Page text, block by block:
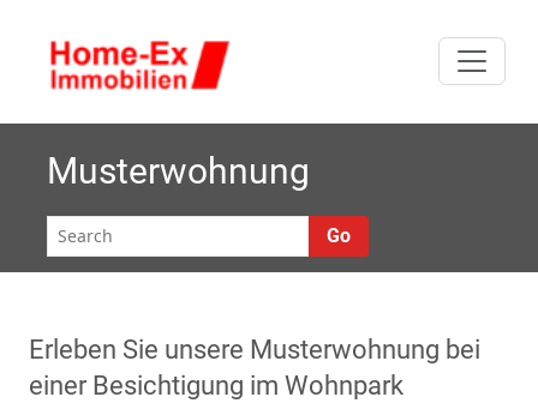
content
Premiumwohnen im
Broicherdorf in
mit Schwimmbad und
suchen ständig
zum Verkauf in
Kaarst.
Musterwohnung
Go
Erleben Sie unsere Musterwohnung bei
einer Besichtigung im Wohnpark